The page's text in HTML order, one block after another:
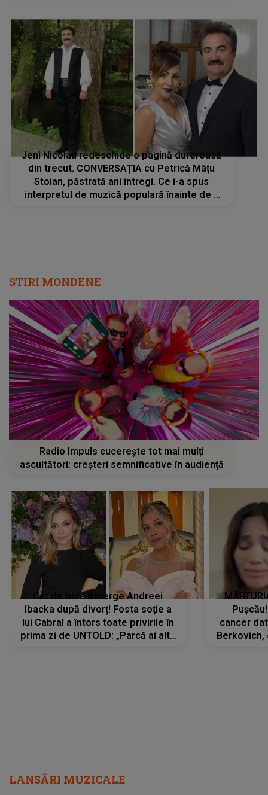
Jeni Nicolau redeschide o pagină dureroasă
din trecut. CONVERSAȚIA cu Petrică Mâțu
Stoian, păstrată ani întregi. Ce i-a spus
interpretul de muzică populară înainte de a
STIRI MONDENE
Radio Impuls cucerește tot mai mulți
ascultători: creșteri semnificative în audiență
Cât de bine îi merge Andreei
Ibacka după divorț! Fosta soție a
lui Cabral a întors toate privirile în
prima zi de UNTOLD: „Parcă ai altă
cancer
Berkovich,
LANSĂRI MUZICALE